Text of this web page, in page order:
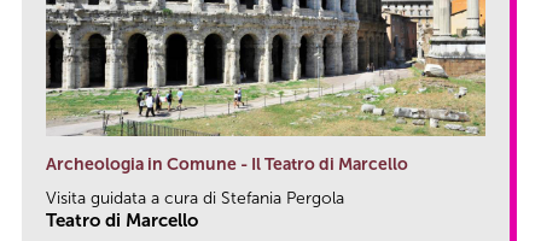
Archeologia in Comune - Il Teatro di Marcello
Visita guidata a cura di Stefania Pergola
Teatro di Marcello